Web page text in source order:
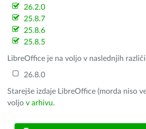
26.2.0
25.8.7
25.8.6
25.8.5
LibreOffice je na voljo v naslednjih
26.8.0
Starejše izdaje LibreOffice (morda niso
voljo v arhivu.